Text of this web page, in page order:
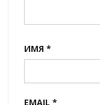
ИМЯ *
EMAIL *